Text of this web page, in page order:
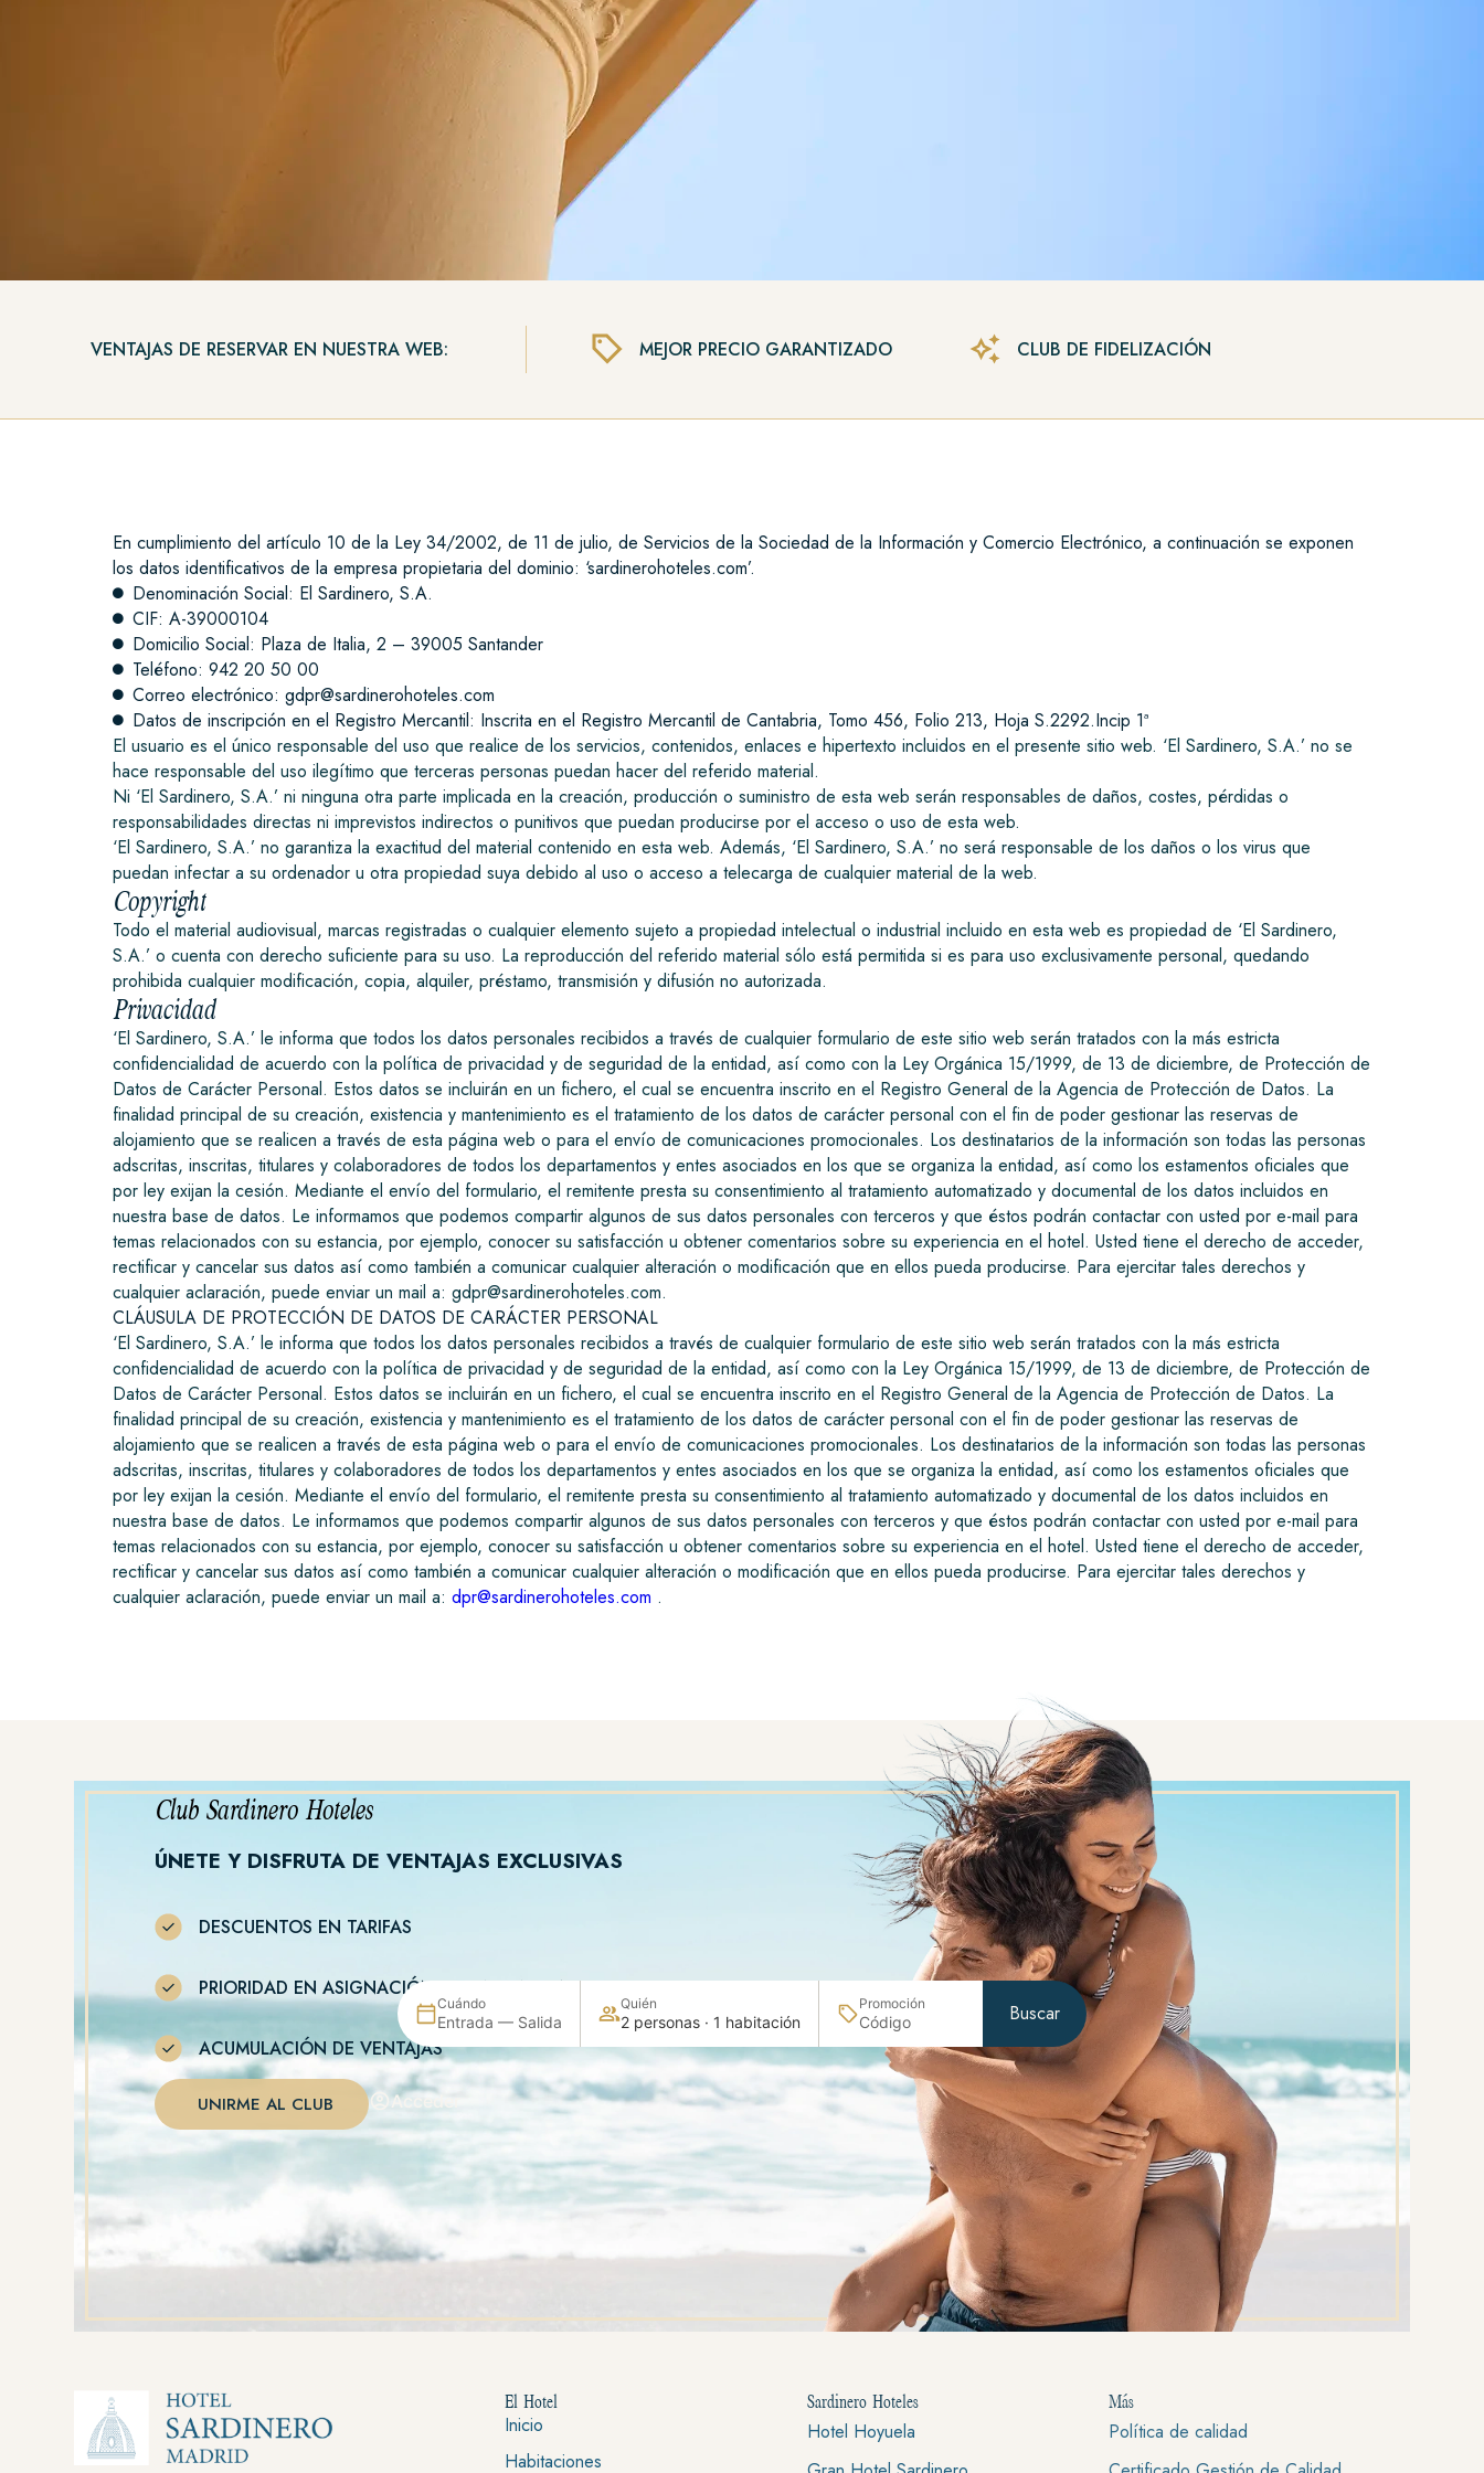
Cuándo
Entrada — Salida
Quién
2 personas · 1 habitación
Promoción Buscar
VENTAJAS DE RESERVAR EN NUESTRA WEB: MEJOR PRECIO GARANTIZADO CLUB DE FIDELIZACIÓN
En cumplimiento del artículo 10 de la Ley 34/2002, de 11 de julio, de Servicios de la Sociedad de la Información y Comercio Electrónico, a continuación se exponen
los datos identificativos de la empresa propietaria del dominio: ‘sardinerohoteles.com’.
Denominación Social: El Sardinero, S.A.
CIF: A-39000104
Domicilio Social: Plaza de Italia, 2 – 39005 Santander
Teléfono: 942 20 50 00
Correo electrónico: gdpr@sardinerohoteles.com
Datos de inscripción en el Registro Mercantil: Inscrita en el Registro Mercantil de Cantabria, Tomo 456, Folio 213, Hoja S.2292.Incip 1ª
El usuario es el único responsable del uso que realice de los servicios, contenidos, enlaces e hipertexto incluidos en el presente sitio web. ‘El Sardinero, S.A.’ no se
hace responsable del uso ilegítimo que terceras personas puedan hacer del referido material.
Ni ‘El Sardinero, S.A.’ ni ninguna otra parte implicada en la creación, producción o suministro de esta web serán responsables de daños, costes, pérdidas o
responsabilidades directas ni imprevistos indirectos o punitivos que puedan producirse por el acceso o uso de esta web.
‘El Sardinero, S.A.’ no garantiza la exactitud del material contenido en esta web. Además, ‘El Sardinero, S.A.’ no será responsable de los daños o los virus que
puedan infectar a su ordenador u otra propiedad suya debido al uso o acceso a telecarga de cualquier material de la web.
Copyright
Todo el material audiovisual, marcas registradas o cualquier elemento sujeto a propiedad intelectual o industrial incluido en esta web es propiedad de ‘El Sardinero,
S.A.’ o cuenta con derecho suficiente para su uso. La reproducción del referido material sólo está permitida si es para uso exclusivamente personal, quedando
prohibida cualquier modificación, copia, alquiler, préstamo, transmisión y difusión no autorizada.
Privacidad
‘El Sardinero, S.A.’ le informa que todos los datos personales recibidos a través de cualquier formulario de este sitio web serán tratados con la más estricta
confidencialidad de acuerdo con la política de privacidad y de seguridad de la entidad, así como con la Ley Orgánica 15/1999, de 13 de diciembre, de Protección de
Datos de Carácter Personal. Estos datos se incluirán en un fichero, el cual se encuentra inscrito en el Registro General de la Agencia de Protección de Datos. La
finalidad principal de su creación, existencia y mantenimiento es el tratamiento de los datos de carácter personal con el fin de poder gestionar las reservas de
alojamiento que se realicen a través de esta página web o para el envío de comunicaciones promocionales. Los destinatarios de la información son todas las personas
adscritas, inscritas, titulares y colaboradores de todos los departamentos y entes asociados en los que se organiza la entidad, así como los estamentos oficiales que
por ley exijan la cesión. Mediante el envío del formulario, el remitente presta su consentimiento al tratamiento automatizado y documental de los datos incluidos en
nuestra base de datos. Le informamos que podemos compartir algunos de sus datos personales con terceros y que éstos podrán contactar con usted por e-mail para
temas relacionados con su estancia, por ejemplo, conocer su satisfacción u obtener comentarios sobre su experiencia en el hotel. Usted tiene el derecho de acceder,
rectificar y cancelar sus datos así como también a comunicar cualquier alteración o modificación que en ellos pueda producirse. Para ejercitar tales derechos y
cualquier aclaración, puede enviar un mail a: gdpr@sardinerohoteles.com.
CLÁUSULA DE PROTECCIÓN DE DATOS DE CARÁCTER PERSONAL
‘El Sardinero, S.A.’ le informa que todos los datos personales recibidos a través de cualquier formulario de este sitio web serán tratados con la más estricta
confidencialidad de acuerdo con la política de privacidad y de seguridad de la entidad, así como con la Ley Orgánica 15/1999, de 13 de diciembre, de Protección de
Datos de Carácter Personal. Estos datos se incluirán en un fichero, el cual se encuentra inscrito en el Registro General de la Agencia de Protección de Datos. La
finalidad principal de su creación, existencia y mantenimiento es el tratamiento de los datos de carácter personal con el fin de poder gestionar las reservas de
alojamiento que se realicen a través de esta página web o para el envío de comunicaciones promocionales. Los destinatarios de la información son todas las personas
adscritas, inscritas, titulares y colaboradores de todos los departamentos y entes asociados en los que se organiza la entidad, así como los estamentos oficiales que
por ley exijan la cesión. Mediante el envío del formulario, el remitente presta su consentimiento al tratamiento automatizado y documental de los datos incluidos en
nuestra base de datos. Le informamos que podemos compartir algunos de sus datos personales con terceros y que éstos podrán contactar con usted por e-mail para
temas relacionados con su estancia, por ejemplo, conocer su satisfacción u obtener comentarios sobre su experiencia en el hotel. Usted tiene el derecho de acceder,
rectificar y cancelar sus datos así como también a comunicar cualquier alteración o modificación que en ellos pueda producirse. Para ejercitar tales derechos y
cualquier aclaración, puede enviar un mail a: dpr@sardinerohoteles.com .
Club Sardinero Hoteles
ÚNETE Y DISFRUTA DE VENTAJAS EXCLUSIVAS
DESCUENTOS EN TARIFAS
PRIORIDAD EN ASIGNACIÓN DE HABITACIONES
ACUMULACIÓN DE VENTAJAS
UNIRME AL CLUB Acceder
El Hotel
Inicio
Habitaciones
Sardinero Hoteles
Hotel Hoyuela
Más
Política de calidad